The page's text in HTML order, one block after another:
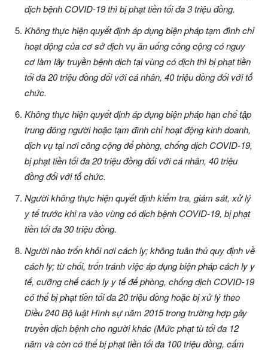
dịch bệnh COVID-19 thì bị phạt tiền tối đa 3 triệu đồng.
Không thực hiện quyết định áp dụng biện pháp tạm đình chỉ
hoạt động của cơ sở dịch vụ ăn uống công cộng có nguy
cơ làm lây truyền bệnh dịch tại vùng có dịch thì bị phạt tiền
tối đa 20 triệu đồng đối với cá nhân, 40 triệu đồng đối với tổ
chức.
Không thực hiện quyết định áp dụng biện pháp hạn chế tập
trung đông người hoặc tạm đình chỉ hoạt động kinh doanh,
dịch vụ tại nơi công cộng để phòng, chống dịch COVID-19,
bị phạt tiền tối đa 20 triệu đồng đối với cá nhân, 40 triệu
đồng đối với tổ chức.
Người không thực hiện quyết định kiểm tra, giám sát, xử lý
y tế trước khi ra vào vùng có dịch bệnh COVID-19, bị phạt
tiền tối đa 30 triệu đồng.
Người nào trốn khỏi nơi cách ly; không tuân thủ quy định về
cách ly; từ chối, trốn tránh việc áp dụng biện pháp cách ly y
tế, cưỡng chế cách ly y tế để phòng, chống dịch COVID-19
có thể bị phạt tiền tối đa 20 triệu đồng hoặc bị xử lý theo
Điều 240 Bộ luật Hình sự năm 2015 trong trường hợp gây
truyền dịch bệnh cho người khác (Mức phạt tù tối đa 12
năm và còn có thể bị phạt tiền tối đa 100 triệu đồng, cấm